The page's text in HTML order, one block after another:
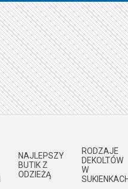
NAJLEPSZY
BUTIK Z
ODZIEŻĄ
RODZAJE
DEKOLTÓW
W